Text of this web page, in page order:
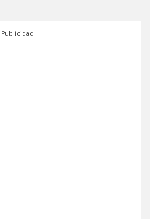
Publicidad